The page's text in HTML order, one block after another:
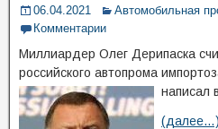
06.04.2021
Автомобильная
Комментарии
Миллиардер Олег Дерипаска
российского автопрома
написал
(далее…)